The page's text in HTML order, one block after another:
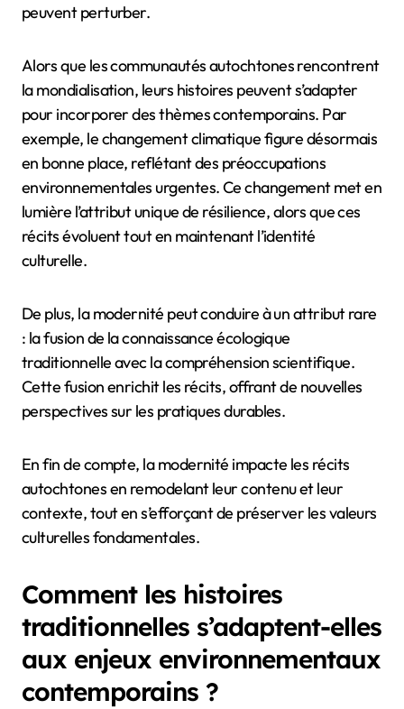
peuvent perturber.
Alors que les communautés autochtones rencontrent
la mondialisation, leurs histoires peuvent s’adapter
pour incorporer des thèmes contemporains. Par
exemple, le changement climatique figure désormais
en bonne place, reflétant des préoccupations
environnementales urgentes. Ce changement met en
lumière l’attribut unique de résilience, alors que ces
récits évoluent tout en maintenant l’identité
culturelle.
De plus, la modernité peut conduire à un attribut rare
: la fusion de la connaissance écologique
traditionnelle avec la compréhension scientifique.
Cette fusion enrichit les récits, offrant de nouvelles
perspectives sur les pratiques durables.
En fin de compte, la modernité impacte les récits
autochtones en remodelant leur contenu et leur
contexte, tout en s’efforçant de préserver les valeurs
culturelles fondamentales.
Comment les histoires
traditionnelles s’adaptent-elles
aux enjeux environnementaux
contemporains ?